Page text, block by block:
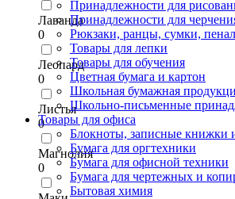
Лаванда
0
Леопард
0
Листья
0
Магнолия
0
Принадлежности для
Принадлежности для
Рюкзаки, ранцы, сумки,
Товары для лепки
Товары для обучения
Цветная бумага и картон
Школьная бумажная
Школьно-письменные
Товары для офиса
Блокноты, записные книжки
Бумага для оргтехники
Бумага для офисной техники
Бумага для чертежных и
Бытовая химия